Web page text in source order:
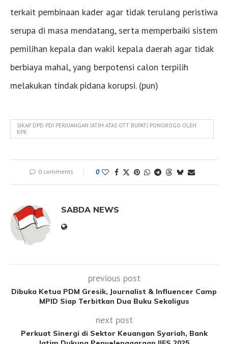
terkait pembinaan kader agar tidak terulang peristiwa
serupa di masa mendatang, serta memperbaiki sistem
pemilihan kepala dan wakil kepala daerah agar tidak
berbiaya mahal, yang berpotensi calon terpilih
melakukan tindak pidana korupsi. (pun)
SIKAP DPD PDI PERJUANGAN JATIM ATAS OTT BUPATI PONOROGO OLEH
KPK
0 comments 0
SABDA NEWS
previous post
Dibuka Ketua PDM Gresik, Journalist & Influencer Camp
MPID Siap Terbitkan Dua Buku Sekaligus
next post
Perkuat Sinergi di Sektor Keuangan Syariah, Bank